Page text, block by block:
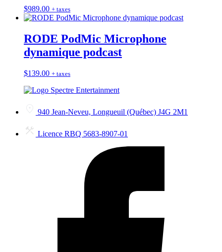
$989.00 + taxes
RODE PodMic Microphone
dynamique podcast
$139.00 + taxes
940 Jean-Neveu, Longueuil (Québec) J4G 2M1
Licence RBQ 5683-8907-01